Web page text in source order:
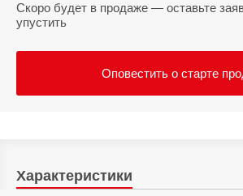
Скоро будет в продаже — оставьте
упустить
Оповестить о старте
Характеристики